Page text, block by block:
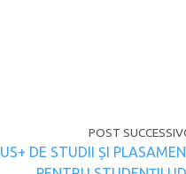
POST
DE STUDII ȘI